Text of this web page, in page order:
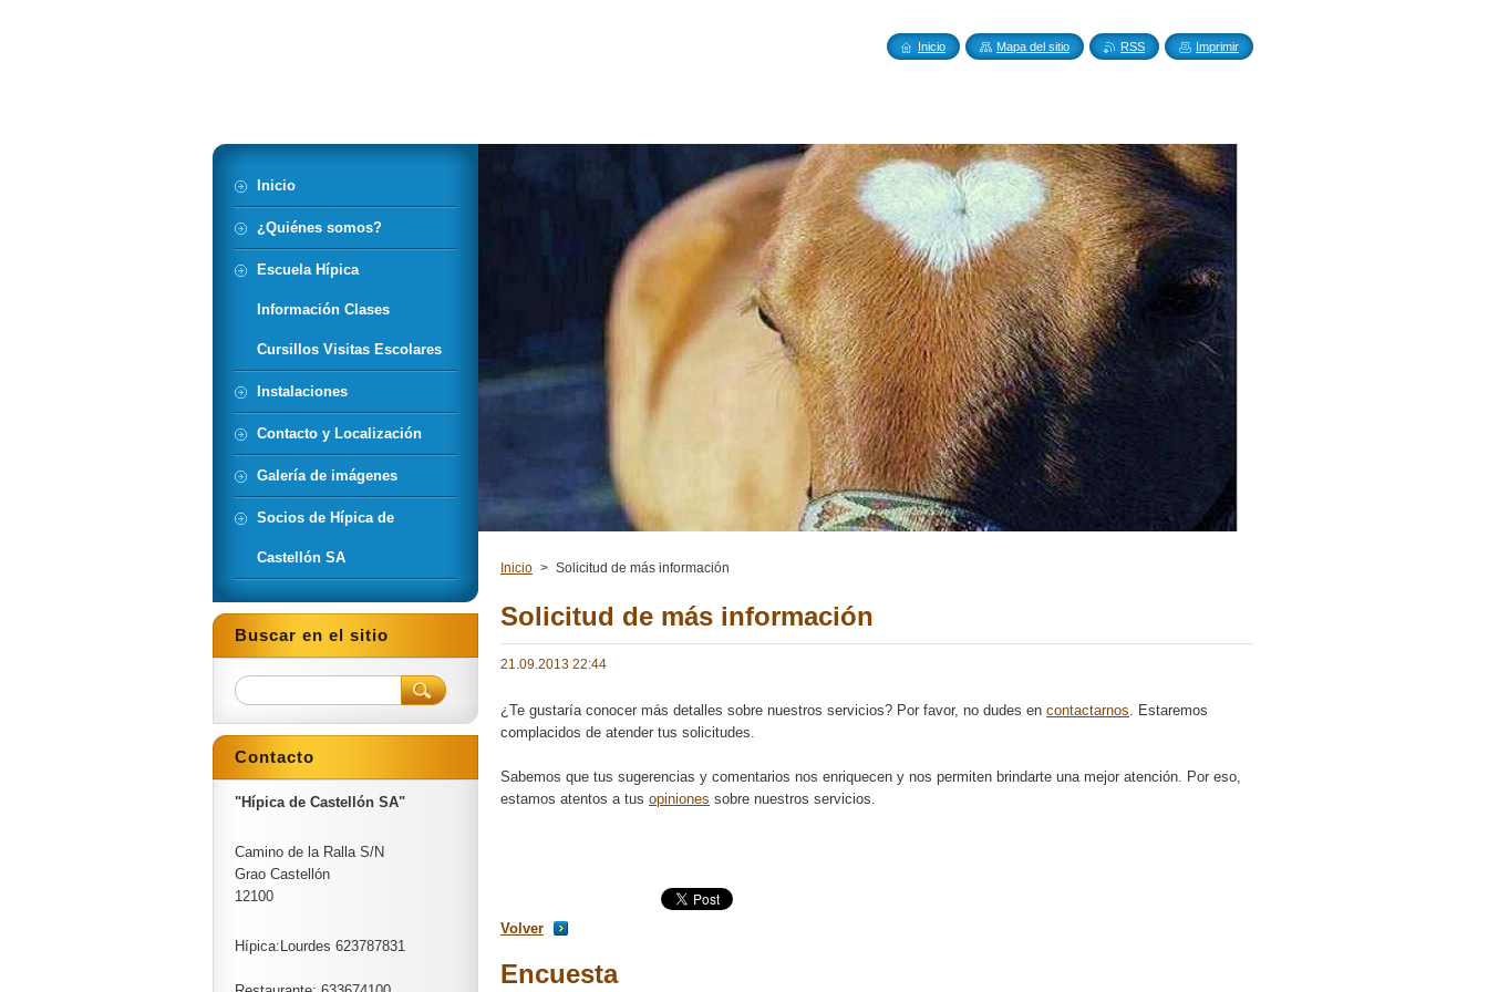
Inicio > Solicitud de más información
Solicitud de más información
21.09.2013 22:44
¿Te gustaría conocer más detalles sobre nuestros servicios? Por favor, no dudes en contactarnos. Estaremos
complacidos de atender tus solicitudes.
Sabemos que tus sugerencias y comentarios nos enriquecen y nos permiten brindarte una mejor atención. Por eso,
estamos atentos a tus opiniones sobre nuestros servicios.
Volver
Encuesta
Inicio
¿Quiénes somos?
Escuela Hípica
Información Clases
Cursillos Visitas Escolares
Instalaciones
Contacto y Localización
Galería de imágenes
Socios de Hípica de
Castellón SA
Buscar en el sitio
Contacto
"Hípica de Castellón SA"
Camino de la Ralla S/N
Grao Castellón
12100
Hípica:Lourdes 623787831
Inicio Mapa del sitio RSS Imprimir